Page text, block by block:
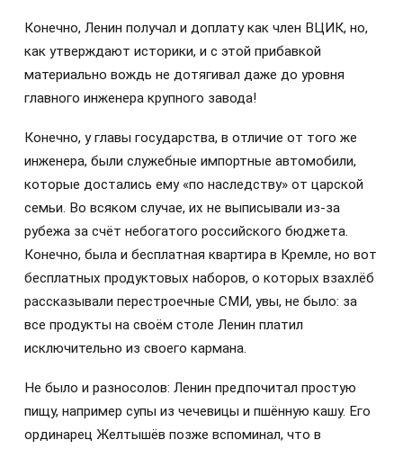
Конечно, Ленин получал и доплату как член ВЦИК, но,
как утверждают историки, и с этой прибавкой
материально вождь не дотягивал даже до уровня
главного инженера крупного завода!
Конечно, у главы государства, в отличие от того же
инженера, были служебные импортные автомобили,
которые достались ему «по наследству» от царской
семьи. Во всяком случае, их не выписывали из-за
рубежа за счёт небогатого российского бюджета.
Конечно, была и бесплатная квартира в Кремле, но вот
бесплатных продуктовых наборов, о которых взахлёб
рассказывали перестроечные СМИ, увы, не было: за
все продукты на своём столе Ленин платил
исключительно из своего кармана.
Не было и разносолов: Ленин предпочитал простую
пищу, например супы из чечевицы и пшённую кашу. Его
ординарец Желтышёв позже вспоминал, что в